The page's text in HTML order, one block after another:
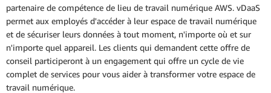
partenaire de compétence de lieu de travail numérique AWS. vDaaS
permet aux employés d'accéder à leur espace de travail numérique
et de sécuriser leurs données à tout moment, n'importe où et sur
n'importe quel appareil. Les clients qui demandent cette offre de
conseil participeront à un engagement qui offre un cycle de vie
complet de services pour vous aider à transformer votre espace de
travail numérique.